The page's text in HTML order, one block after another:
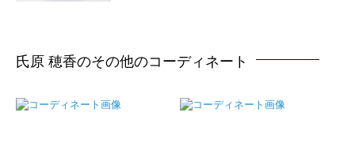
氏原 穂香のその他のコーディネート